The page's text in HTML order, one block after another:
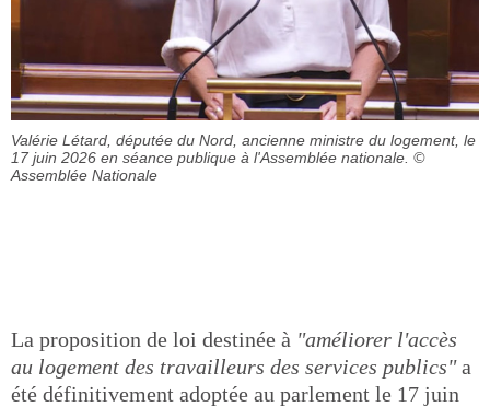
Valérie Létard, députée du Nord, ancienne ministre du logement, le
17 juin 2026 en séance publique à l'Assemblée nationale. ©
Assemblée Nationale
La proposition de loi destinée à "améliorer l'accès
au logement des travailleurs des services publics"a
été définitivement adoptée au parlement le 17 juin